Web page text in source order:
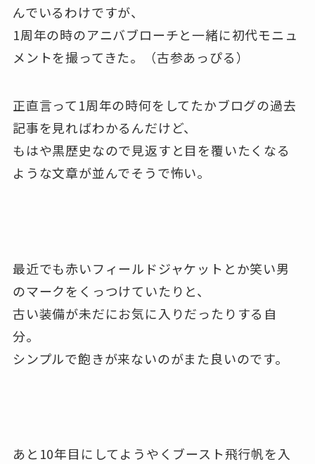
んでいるわけですが、
1周年の時のアニバブローチと一緒に初代モニュ
メントを撮ってきた。（古参あっぴる）
正直言って1周年の時何をしてたかブログの過去
記事を見ればわかるんだけど、
もはや黒歴史なので見返すと目を覆いたくなる
ような文章が並んでそうで怖い。
最近でも赤いフィールドジャケットとか笑い男
のマークをくっつけていたりと、
古い装備が未だにお気に入りだったりする自
分。
シンプルで飽きが来ないのがまた良いのです。
あと10年目にしてようやくブースト飛行帆を入